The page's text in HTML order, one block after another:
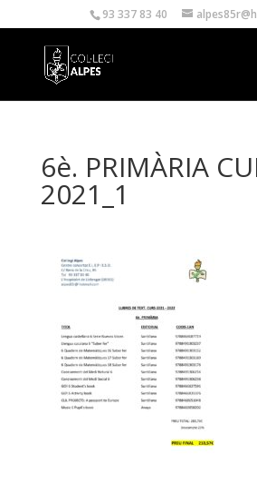
93 337 83 40
6è. PRIMÀRIA
2021_1